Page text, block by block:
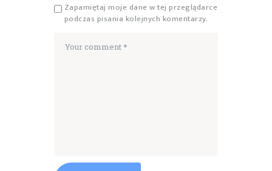
Zapamiętaj moje dane w tej przeglądarce
podczas pisania kolejnych komentarzy.